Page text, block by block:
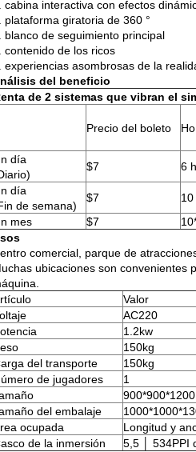
cabina interactiva con efectos
plataforma giratoria de 360 °
blanco de seguimiento principal
contenido de los ricos
experiencias asombrosas de la
del beneficio
de 2 sistemas que vibran el
Precio del boleto
día
$7 6
día
de semana)
$7
mes
$7
comercial, parque de
ubicaciones son convenientes
Valor
AC220
1.2kw
150kg
del transporte
150kg
de jugadores
1
del embalaje
ocupada
Longitud y
de la inmersión
5,5 │ 534PPI